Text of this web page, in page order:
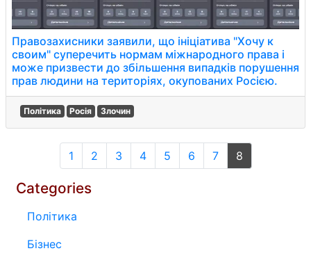
Правозахисники заявили, що ініціатива "Хочу к
своим" суперечить нормам міжнародного права і
може призвести до збільшення випадків порушення
прав людини на територіях, окупованих Росією.
Політика Росія Злочин
1 2 3 4 5 6 7 8
Categories
Політика
Бізнес